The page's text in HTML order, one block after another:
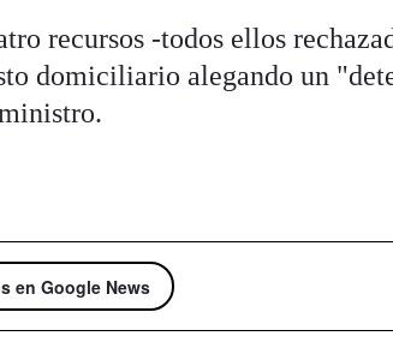
recursos -todos ellos
domiciliario alegando un
en Google News